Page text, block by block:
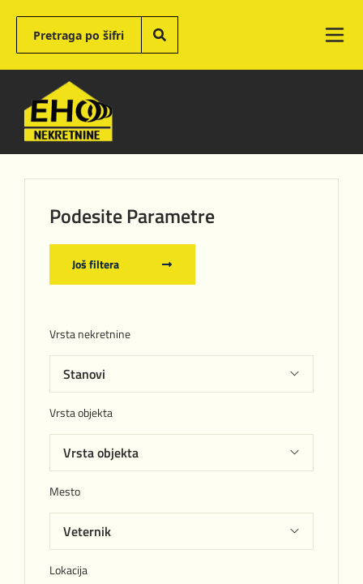
Podesite Parametre
Još filtera
Vrsta nekretnine
Vrsta objekta
Mesto
Lokacija